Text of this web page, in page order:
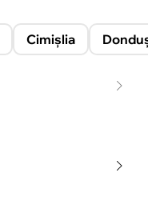
Cimișlia